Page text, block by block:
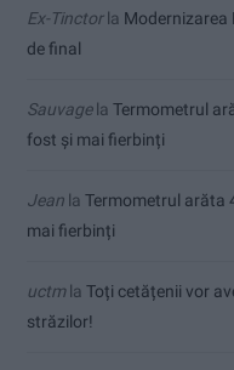
Ex-Tinctorla Modernizarea
de final
Sauvagela Termometrul
fost și mai fierbinți
Jean la Termometrul arăta
mai fierbinți
uctmla Toți cetățenii vor
străzilor!